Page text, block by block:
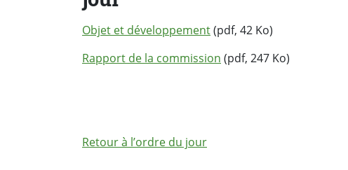
Objet et développement(pdf, 42 Ko)
Rapport de la commission (pdf, 247 Ko)
Retour à l’ordre du jour